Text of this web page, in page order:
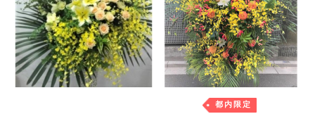
都内限定